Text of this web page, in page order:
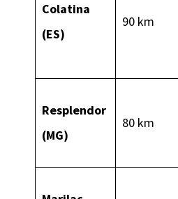
Colatina
(ES)
90 km
Resplendor
(MG)
80 km